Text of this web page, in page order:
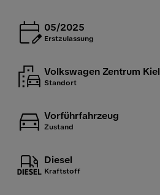
05/2025
Erstzulassung
Volkswagen Zentrum Kiel
Standort
Vorführfahrzeug
Zustand
Diesel
Kraftstoff